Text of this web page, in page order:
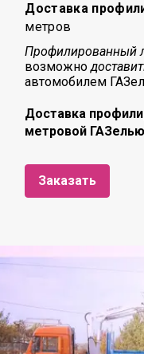
Доставка
метров
Профилированный
возможно
автомобилем
Доставка
метровой
Заказать